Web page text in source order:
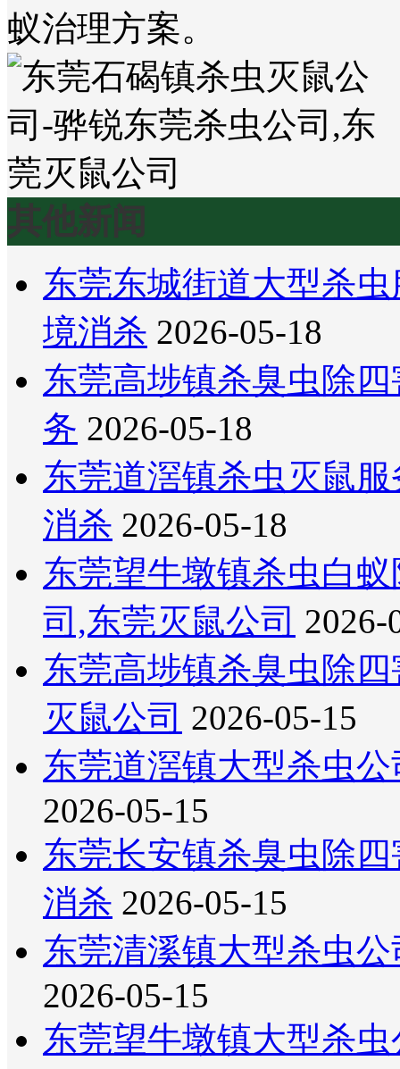
蚁治理方案。
其他新闻
东莞东城街道大型杀
境消杀 2026-05-18
东莞高埗镇杀臭虫除
务 2026-05-18
东莞道滘镇杀虫灭鼠
消杀 2026-05-18
东莞望牛墩镇杀虫白
司,东莞灭鼠公司 2026-
东莞高埗镇杀臭虫除
灭鼠公司 2026-05-15
东莞道滘镇大型杀虫
2026-05-15
东莞长安镇杀臭虫除
消杀 2026-05-15
东莞清溪镇大型杀虫
2026-05-15
东莞望牛墩镇大型杀